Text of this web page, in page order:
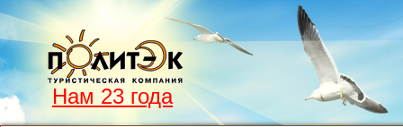
Нам 23 года